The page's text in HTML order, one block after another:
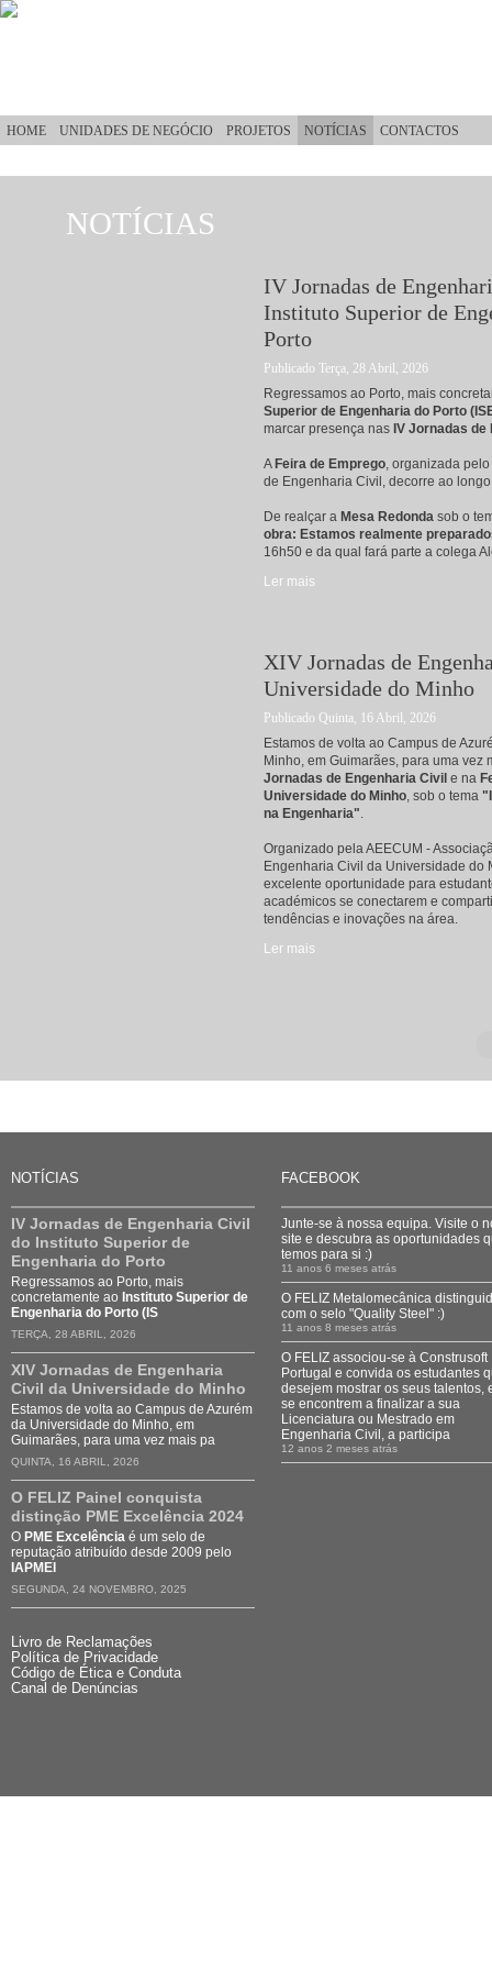
Passar para o conteúdo principal
HOME UNIDADES DE NEGÓCIO PROJETOS NOTÍCIAS CONTACTOS
Está aqui
NOTÍCIAS
IV Jornadas de
Instituto Superior de
Porto
Publicado Terça, 28 Abril, 2026
Regressamos ao Porto, mais
Superior de Engenharia do Porto
marcar presença nas IV Jornadas
A Feira de Emprego, organizada
de Engenharia Civil, decorre ao
De realçar a Mesa Redonda sob o
obra: Estamos realmente
16h50 e da qual fará parte a colega
Ler mais
XIV Jornadas de
Universidade do Minho
Publicado Quinta, 16 Abril, 2026
Estamos de volta ao Campus de
Minho, em Guimarães, para uma vez
Jornadas de Engenharia Civil e na
Universidade do Minho, sob o tema
na Engenharia".
Organizado pela AEECUM -
Engenharia Civil da Universidade do
excelente oportunidade para
académicos se conectarem e
tendências e inovações na área.
Ler mais
NOTÍCIAS
IV Jornadas de Engenharia Civil
do Instituto Superior de
Engenharia do Porto
Regressamos ao Porto, mais
concretamente ao Instituto Superior de
Engenharia do Porto (IS
TERÇA, 28 ABRIL, 2026
XIV Jornadas de Engenharia
Civil da Universidade do Minho
Estamos de volta ao Campus de Azurém
da Universidade do Minho, em
Guimarães, para uma vez mais pa
QUINTA, 16 ABRIL, 2026
O FELIZ Painel conquista
distinção PME Excelência 2024
O PME Excelência é um selo de
reputação atribuído desde 2009 pelo
IAPMEI
SEGUNDA, 24 NOVEMBRO, 2025
FACEBOOK
Junte-se à nossa equipa. Visite o
site e descubra as oportunidades
temos para si :)
11 anos 6 meses atrás
O FELIZ Metalomecânica
com o selo "Quality Steel" :)
11 anos 8 meses atrás
O FELIZ associou-se à Construsoft
Portugal e convida os estudantes
desejem mostrar os seus talentos,
se encontrem a finalizar a sua
Licenciatura ou Mestrado em
Engenharia Civil, a participa
12 anos 2 meses atrás
Livro de Reclamações
Política de Privacidade
Código de Ética e Conduta
Canal de Denúncias